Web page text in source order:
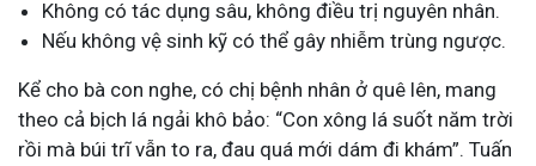
Không có tác dụng sâu, không điều trị nguyên nhân.
Nếu không vệ sinh kỹ có thể gây nhiễm trùng ngược.
Kể cho bà con nghe, có chị bệnh nhân ở quê lên, mang
theo cả bịch lá ngải khô bảo: “Con xông lá suốt năm trời
rồi mà búi trĩ vẫn to ra, đau quá mới dám đi khám”. Tuấn